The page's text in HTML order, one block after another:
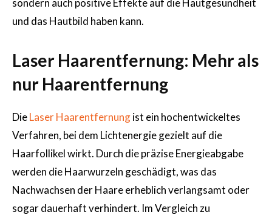
sondern auch positive Effekte auf die Hautgesundheit
und das Hautbild haben kann.
Laser Haarentfernung: Mehr als
nur Haarentfernung
DieLaser Haarentfernungist ein hochentwickeltes
Verfahren, bei dem Lichtenergie gezielt auf die
Haarfollikel wirkt. Durch die präzise Energieabgabe
werden die Haarwurzeln geschädigt, was das
Nachwachsen der Haare erheblich verlangsamt oder
sogar dauerhaft verhindert. Im Vergleich zu